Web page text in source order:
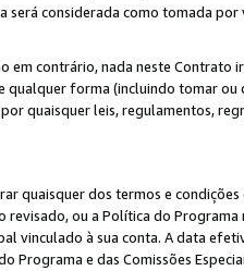
será considerada como tomada por
em contrário, nada neste
forma (incluindo tomar ou
quaisquer leis, regulamentos,
quaisquer dos termos e
revisado, ou a Política do
vinculado à sua conta. A data
Programa e das Comissões